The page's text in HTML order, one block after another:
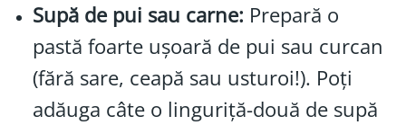
Supă de pui sau carne: Prepară o
pastă foarte ușoară de pui sau curcan
(fără sare, ceapă sau usturoi!). Poți
adăuga câte o linguriță-două de supă